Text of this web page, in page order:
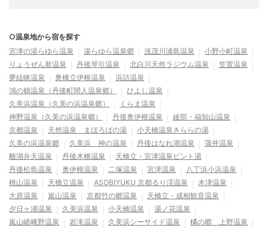
○温泉地から宿を探す
宮津の湯らゆら温泉
湯らゆら温泉郷 浅茂川浦島温泉
小野小町温泉
りょうぜん新温泉
丹後琴引温泉 北白川天然ラジウム温泉
笠置温泉
夢絃峡温泉
奥橋立伊根温泉
浜詰温泉
鴻の鶴温泉（丹後町間人温泉郷）
ひよし温泉
久美浜温泉（久美の浜温泉郷）
くらま温泉
神野温泉（久美の浜温泉郷）
丹後奥伊根温泉
綾部・福知山温泉
京都温泉
天然温泉 まほろばの湯
小天橋温泉きららの湯
久美の浜温泉郷
久美浜 神の温泉 丹後はなれ湖温泉
蒲井温泉
離湖弁天温泉
丹後木橋温泉
天橋立・宮津温泉ピント湯
丹後松島温泉
奥伊根温泉 二塚温泉 宮津温泉
八丁浜小浜温泉
桃山温泉
天橋立温泉 ASOBIYUKU 京都るり渓温泉
木津温泉
大原温泉
嵐山温泉 京都竹の郷温泉
天橋立・成相観音温泉
夕日ヶ浦温泉
久美浜温泉 小天橋温泉
湯ノ花温泉
嵐山嵯峨野温泉
岩滝温泉 久美浜シーサイド温泉
橘の郷 上野温泉